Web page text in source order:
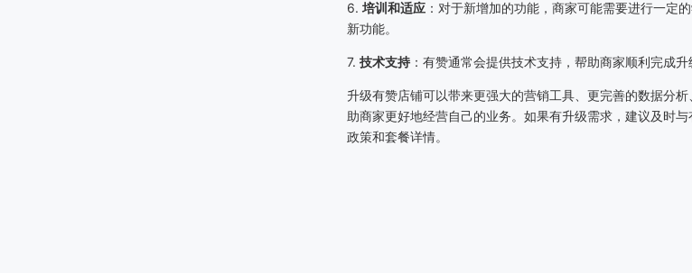
6. 培训和适应 ：对于新增加的功能，商家可能需要进行一定
新功能。
7. 技术支持 ：有赞通常会提供技术支持，帮助商家顺利完成升
升级有赞店铺可以带来更强大的营销工具、更完善的数据分析
助商家更好地经营自己的业务。如果有升级需求，建议及时
政策和套餐详情。